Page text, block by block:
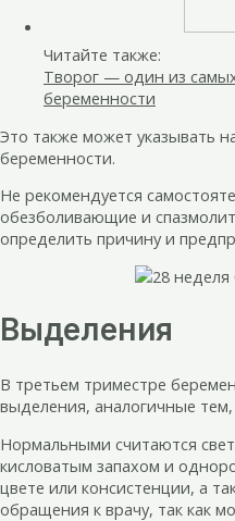
Читайте также:
Творог — один из
беременности
Это также может указывать
беременности.
Не рекомендуется
обезболивающие и
определить причину и
Выделения
В третьем триместре
выделения, аналогичные
Нормальными считаются
кисловатым запахом и
цвете или консистенции, а
обращения к врачу, так как